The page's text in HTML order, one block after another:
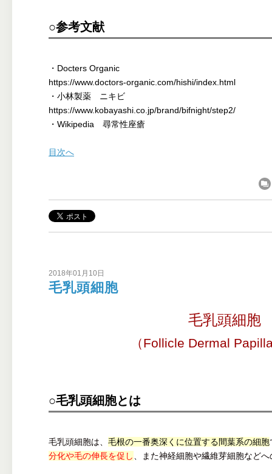
○参考文献
・Docters Organic
https://www.doctors-organic.com/hishi/index.html
・小林製薬 ニキビ
https://www.kobayashi.co.jp/brand/bifnight/step2/
・Wikipedia 尋常性座瘡
目次へ
2018年01月10日
毛乳頭細胞
毛乳頭細胞
（Follicle Dermal
○毛乳頭細胞とは
毛乳頭細胞は、 毛根の一番奥深くに位置する間葉系の細胞
分化や毛の伸長を促し
、また神経細胞や繊維芽細胞などへ